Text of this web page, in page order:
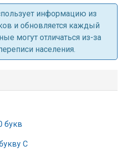
информацию из
и обновляется каждый
могут отличаться из-за
населения.
букв
С